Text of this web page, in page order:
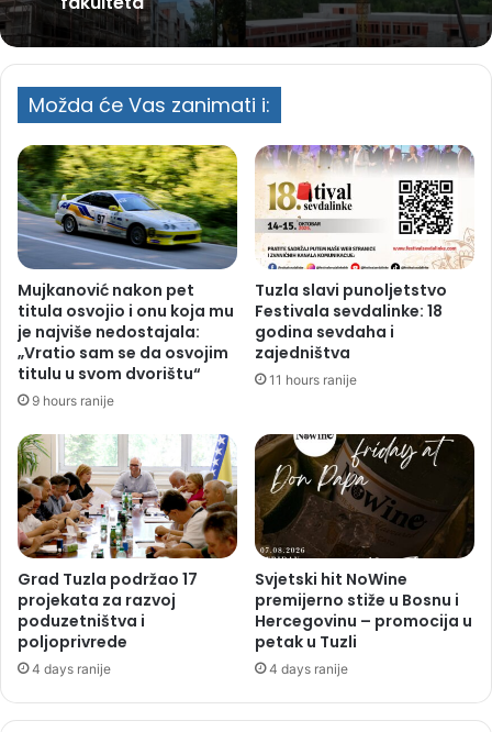
Možda će Vas zanimati i:
Mujkanović nakon pet
titula osvojio i onu koja mu
je najviše nedostajala:
„Vratio sam se da osvojim
titulu u svom dvorištu“
9 hours ranije
Tuzla slavi punoljetstvo
Festivala sevdalinke: 18
godina sevdaha i
zajedništva
11 hours ranije
Grad Tuzla podržao 17
projekata za razvoj
poduzetništva i
poljoprivrede
4 days ranije
Svjetski hit NoWine
premijerno stiže u Bosnu i
Hercegovinu – promocija u
petak u Tuzli
4 days ranije